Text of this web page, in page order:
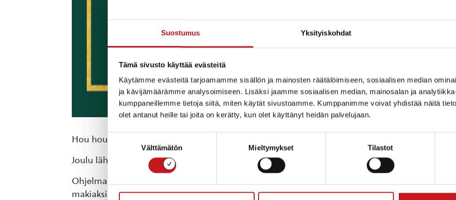
Suostumus Yksityiskohdat
Tämä sivusto käyttää evästeitä
Käytämme evästeitä tarjoamamme sisällön ja mainosten räätälöimiseen, sosiaalisen median
ja kävijämäärämme analysoimiseen. Lisäksi jaamme sosiaalisen median, mainosalan ja
kumppaneillemme tietoja siitä, miten käytät sivustoamme. Kumppanimme voivat yhdistää näitä
olet antanut heille tai joita on kerätty, kun olet käyttänyt heidän palvelujaan.
Välttämätön Mieltymykset Tilastot
Hou hou hou!
Joulu lähestyy jo kovaa vauhtia ja niinpä kirjastolla pistetään pystyyn joulunavajaiset
Ohjelmassa on muun muassa arvonta, poistomyynti ja ohjattua joulukorttien tekoa kello 17
makiaksi glögin ja piparien merkeissä.